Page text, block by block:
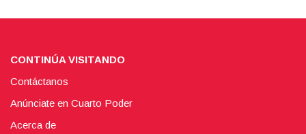
CONTINÚA VISITANDO
Contáctanos
Anúnciate en Cuarto Poder
Acerca de